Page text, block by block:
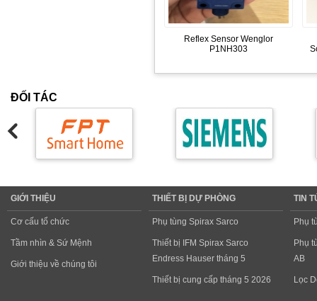
Reflex Sensor Wenglor
P1NH303
ĐỐI TÁC
GIỚI THIỆU
Cơ cấu tổ chức
Tầm nhìn & Sứ Mệnh
Giới thiệu về chúng tôi
THIẾT BỊ DỰ PHÒNG
Phụ tùng Spirax Sarco
Thiết bị IFM Spirax Sarco
Endress Hauser tháng 5
Thiết bị cung cấp tháng 5 2026
TIN
Phụ
Phụ
AB
Lọc